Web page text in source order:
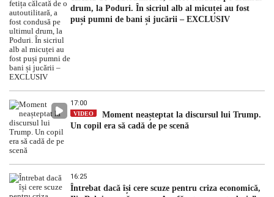
drum, la Poduri. În sicriul alb al micuței au fost
puși pumni de bani și jucării – EXCLUSIV
17:00
VIDEO
Moment neașteptat la discursul lui Trump.
Un copil era să cadă de pe scenă
16:25
Întrebat dacă își cere scuze pentru criza economică,